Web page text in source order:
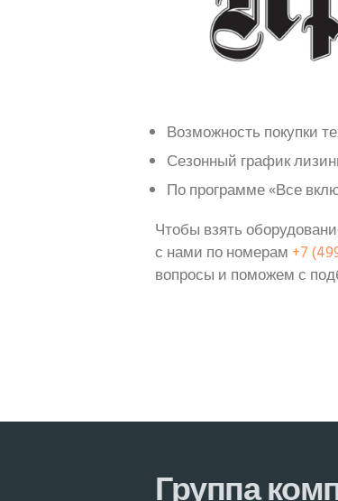
Возможность покупки
Сезонный график
По программе «Все
Чтобы взять
с нами по номерам +7
вопросы и поможем с